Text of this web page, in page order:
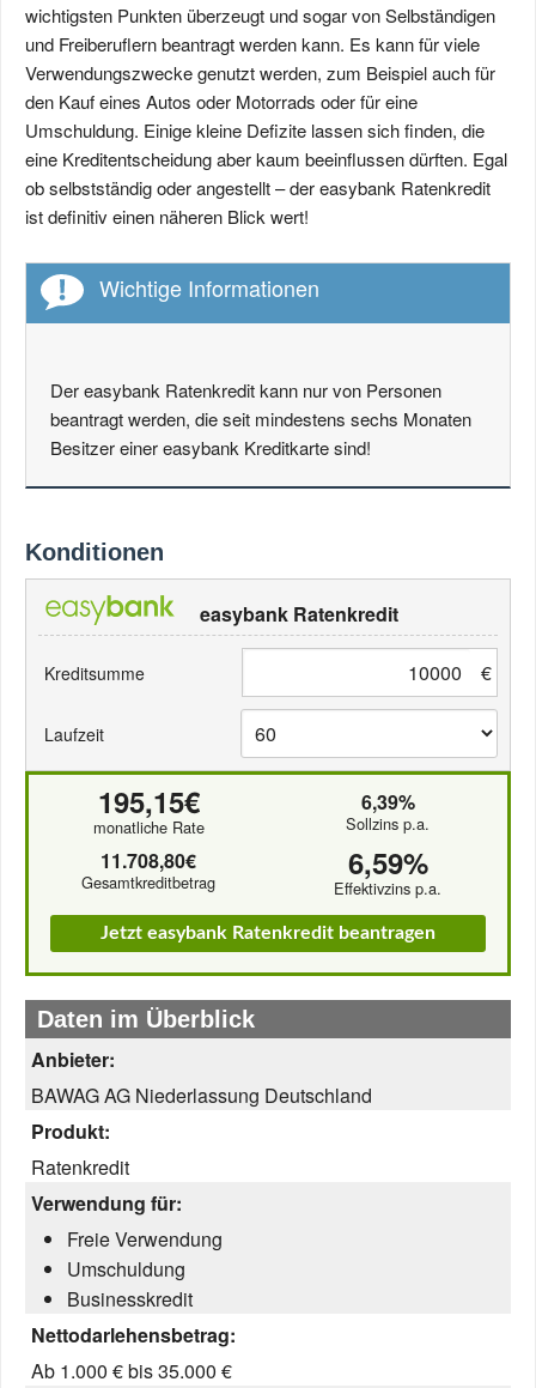
wichtigsten Punkten überzeugt und sogar von Selbständigen
und Freiberuflern beantragt werden kann. Es kann für viele
Verwendungszwecke genutzt werden, zum Beispiel auch für
den Kauf eines Autos oder Motorrads oder für eine
Umschuldung. Einige kleine Defizite lassen sich finden, die
eine Kreditentscheidung aber kaum beeinflussen dürften. Egal
ob selbstständig oder angestellt – der easybank Ratenkredit
ist definitiv einen näheren Blick wert!
Wichtige Informationen
Der easybank Ratenkredit kann nur von Personen
beantragt werden, die seit mindestens sechs Monaten
Besitzer einer easybank Kreditkarte sind!
Konditionen
easybank Ratenkredit
Kreditsumme €
Laufzeit
195,15€
monatliche Rate
6,39%
Sollzins p.a.
6,59%
Effektivzins p.a.
11.708,80€
Gesamtkreditbetrag
Jetzt easybank Ratenkredit beantragen
Daten im Überblick
Anbieter:
BAWAG AG Niederlassung Deutschland
Produkt:
Ratenkredit
Verwendung für:
Freie Verwendung
Umschuldung
Businesskredit
Nettodarlehensbetrag:
Ab 1.000 € bis 35.000 €